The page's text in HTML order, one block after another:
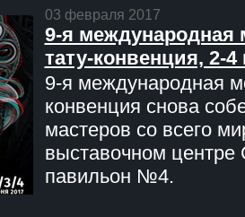
03 февраля 2017
9-я международная
тату-конвенция, 2-
9-я международная
конвенция снова
мастеров со всего
выставочном центре
павильон №4.